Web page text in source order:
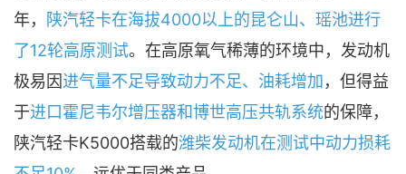
年， 陕汽轻卡在海拔4000以上的昆仑山、瑶池进行
了12轮高原测试。在高原氧气稀薄的环境中，发动机
极易因进气量不足导致动力不足、油耗增加，但得益
于进口霍尼韦尔增压器和博世高压共轨系统的保障，
陕汽轻卡K5000搭载的潍柴发动机在测试中动力损耗